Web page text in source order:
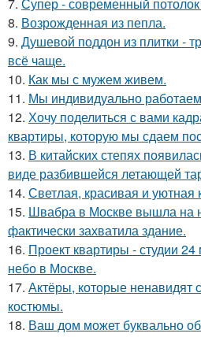
8. Возрожденная из пепла.
9. Душевой поддон из плитки -
всё чаще.
10. Как мы с мужем живем.
11. Мы индивидуально
12. Хочу поделиться с вами
квартиры, которую мы сдаем
13. В китайских степях
виде разбившейся летающей
14. Светлая, красивая и уютная
15. Швабра в Москве вышла на
фактически захватила здание.
16. Проект квартиры - студии
небо в Москве.
17. Актёры, которые ненавидят
костюмы.
18. Ваш дом может буквально